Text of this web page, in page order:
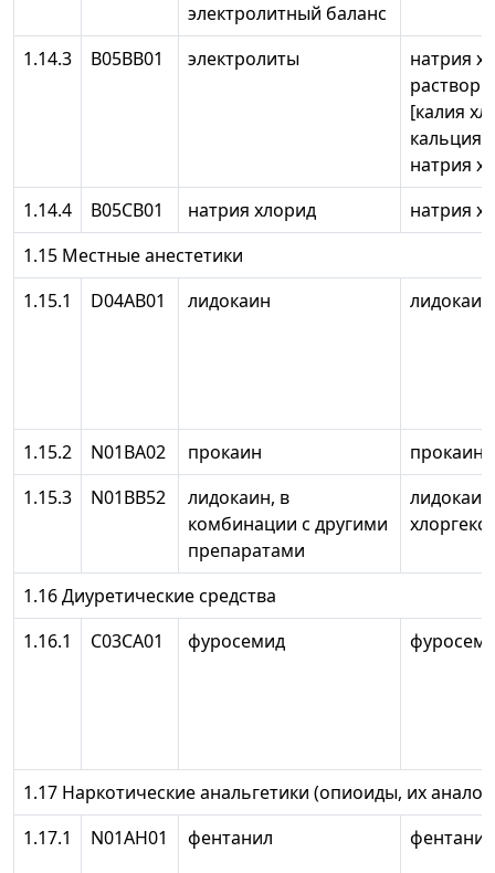
электролитный баланс
1.14.3 В05ВВ01 электролиты
натрия
раствор
[калия
кальция
натрия
1.14.4
В05СВ01 натрия хлорид
натрия
1.15 Местные анестетики
1.15.1
D04AB01 лидокаин лидокаин
1.15.2 N01BA02 прокаин
прокаин
1.15.3
N01BB52
лидокаин, в
комбинации с другими
препаратами
1.16 Диуретические средства
1.16.1
С03СА01 фуросемид
1.17 Наркотические анальгетики (опиоиды, их
1.17.1
N01AH01 фентанил фентанил